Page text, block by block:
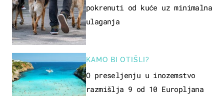
pokrenuti od kuće uz minimalna
ulaganja
KAMO BI OTIŠLI?
O preseljenju u inozemstvo
razmišlja 9 od 10 Europljana